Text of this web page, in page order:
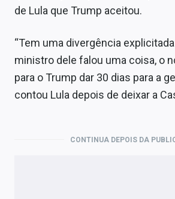
de Lula que Trump aceitou.
“Tem uma divergência
ministro dele falou uma coisa, o
para o Trump dar 30 dias para a
contou Lula depois de deixar a
CONTINUA DEPOIS DA